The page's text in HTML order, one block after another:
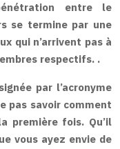
entre le
se termine par une
qui n’arrivent pas à
respectifs. .
par l’acronyme
pas savoir comment
première fois. Qu’il
vous ayez envie de